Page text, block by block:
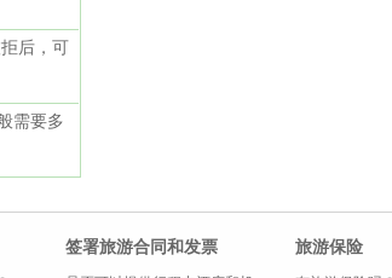
后，可
需要多
签署旅游合同和发票 旅游保险